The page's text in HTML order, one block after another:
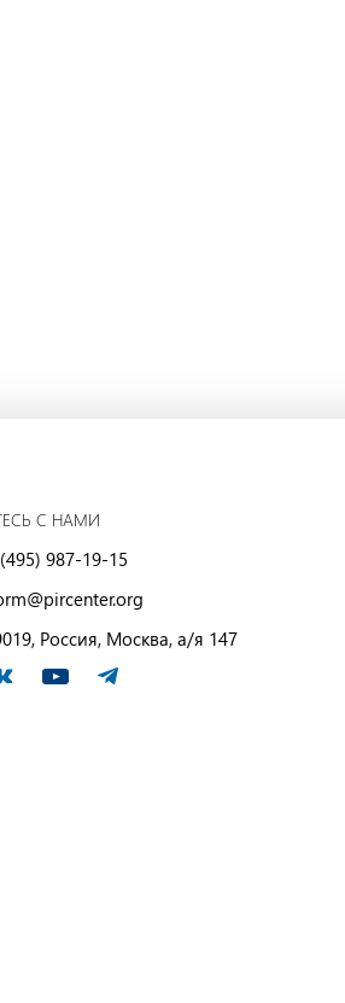
С НАМИ
987-19-15
Россия, Москва, а/я 147